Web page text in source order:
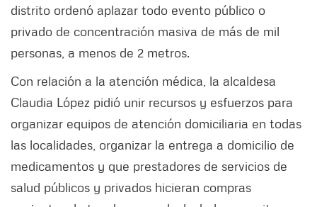
distrito ordenó aplazar todo evento público o
privado de concentración masiva de más de mil
personas, a menos de 2 metros.
Con relación a la atención médica, la alcaldesa
Claudia López pidió unir recursos y esfuerzos para
organizar equipos de atención domiciliaria en todas
las localidades, organizar la entrega a domicilio de
medicamentos y que prestadores de servicios de
salud públicos y privados hicieran compras